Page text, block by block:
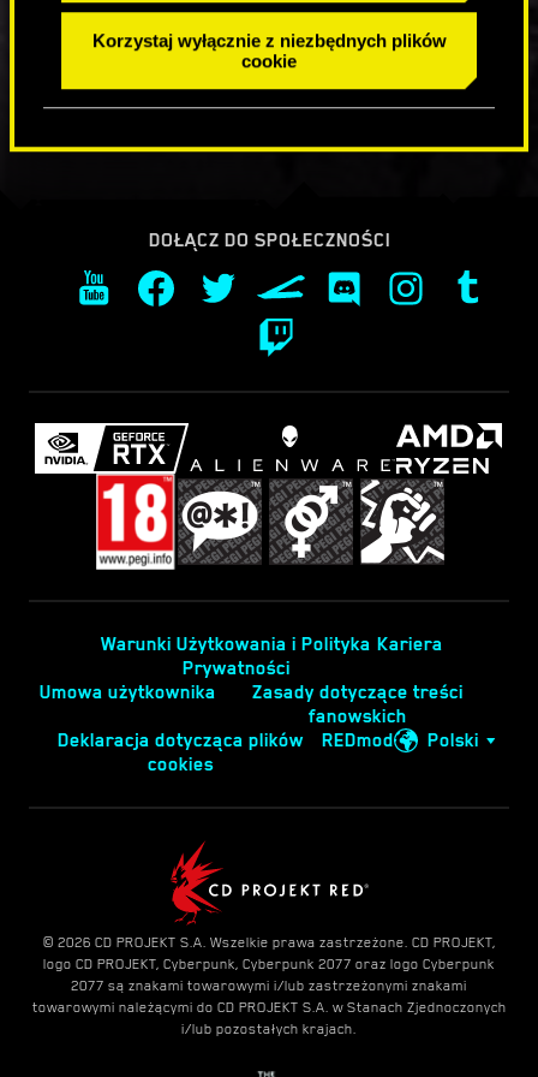
Korzystaj wyłącznie z niezbędnych plików
cookie
DOŁĄCZ DO SPOŁECZNOŚCI
Warunki Użytkowania i Polityka
Prywatności
Kariera
Umowa użytkownika
Zasady dotyczące treści
fanowskich
Deklaracja dotycząca plików
cookies
REDmod Polski
© 2026 CD PROJEKT S.A. Wszelkie prawa zastrzeżone. CD PROJEKT,
logo CD PROJEKT, Cyberpunk, Cyberpunk 2077 oraz logo Cyberpunk
2077 są znakami towarowymi i/lub zastrzeżonymi znakami
towarowymi należącymi do CD PROJEKT S.A. w Stanach Zjednoczonych
i/lub pozostałych krajach.